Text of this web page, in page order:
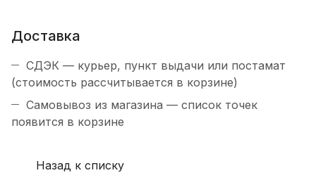
Доставка
СДЭК — курьер, пункт выдачи или постамат
(стоимость рассчитывается в корзине)
Самовывоз из магазина — список точек
появится в корзине
Назад к списку